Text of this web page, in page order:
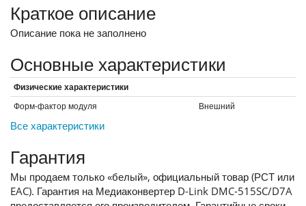
Краткое описание
Описание пока не заполнено
Основные характеристики
Физические характеристики
Форм-фактор модуля
Внешний
Все характеристики
Гарантия
Мы продаем только «белый», официальный товар (РСТ или
EAC). Гарантия на Медиаконвертер D-Link DMC-515SC/D7A